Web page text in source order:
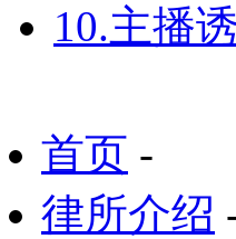
10.主播
首页 -
律所介绍